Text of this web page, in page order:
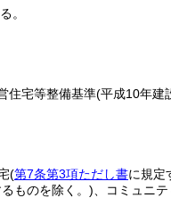
。
住宅等整備基準(平成10年建
(第7条第3項ただし書に規定
ものを除く。) 、コミュニ